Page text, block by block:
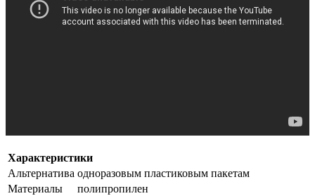
Характеристики
Альтернатива одноразовым пластиковым пакетам
Материалы
полипропилен